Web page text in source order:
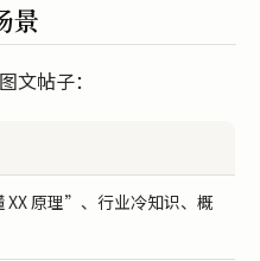
景
文帖子：
原理”、行业冷知识、概